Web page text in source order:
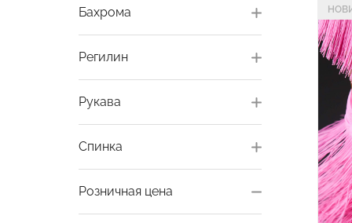
Бахрома
Регилин
Рукава
Спинка
Розничная цена